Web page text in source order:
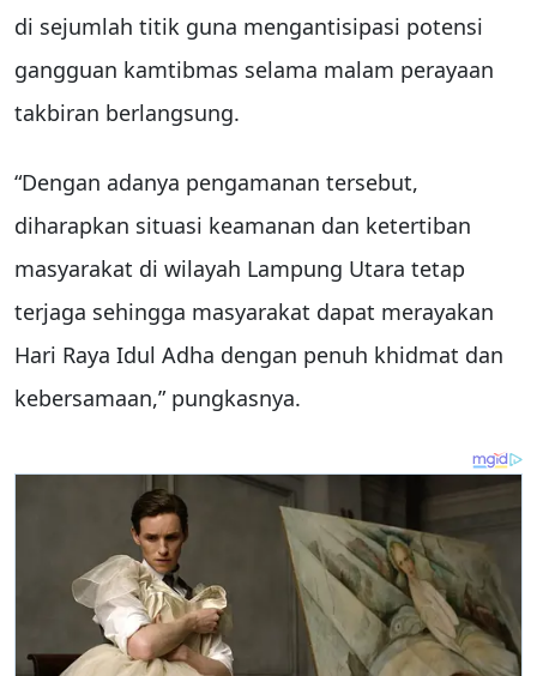
di sejumlah titik guna mengantisipasi potensi
gangguan kamtibmas selama malam perayaan
takbiran berlangsung.
“Dengan adanya pengamanan tersebut,
diharapkan situasi keamanan dan ketertiban
masyarakat di wilayah Lampung Utara tetap
terjaga sehingga masyarakat dapat merayakan
Hari Raya Idul Adha dengan penuh khidmat dan
kebersamaan,” pungkasnya.